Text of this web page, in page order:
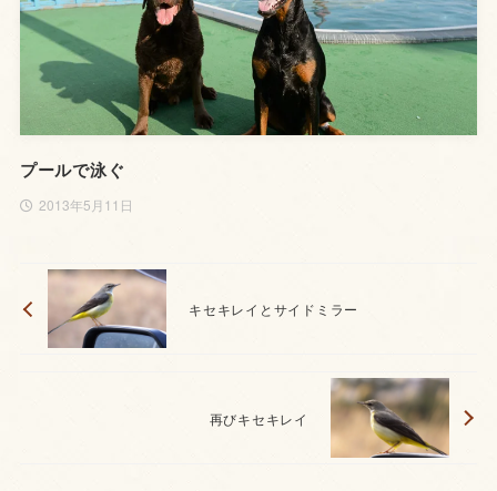
プールで泳ぐ
2013年5月11日
キセキレイとサイドミラー
再びキセキレイ